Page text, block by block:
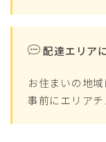
配達エリア
お住まいの地
事前にエリアチ